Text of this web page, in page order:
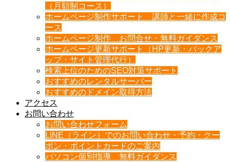
（月額制コース）
ホームページ制作サポート 講師と一緒に作成コ
ース
ホームページ制作 お問合せ・無料ガイダンス
ホームページ更新サポート（HP更新・バックア
ップ・サイト管理代行）
検索上位のためのSEO対策サポート
おすすめのレンタルサーバー
おすすめのドメイン取得方法
アクセス
お問い合わせ
お問い合わせフォーム
LINE（ライン）でのお問い合わせ・予約・クー
ポン・ポイントカードのご案内
パソコン個別指導 無料ガイダンス